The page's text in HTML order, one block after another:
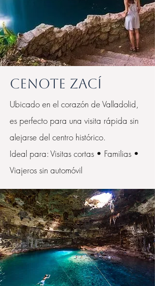
Cenote Zací
Ubicado en el corazón de Valladolid,
es perfecto para una visita rápida sin
alejarse del centro histórico.
Ideal para: Visitas cortas • Familias •
Viajeros sin automóvil